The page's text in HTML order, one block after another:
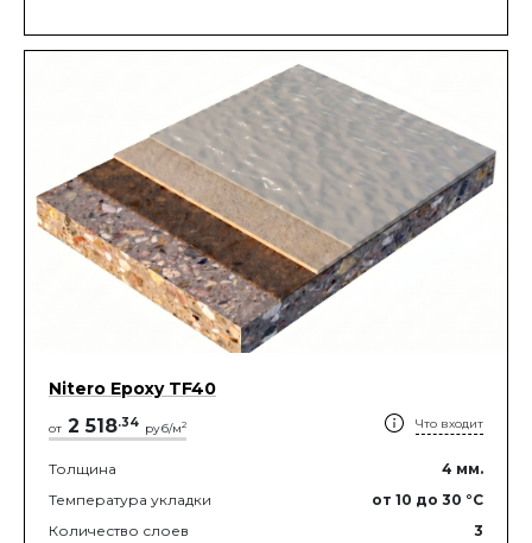
Nitero Epoxy TF40
от 2 518.34 руб/м2 Что входит
Толщина 4 мм.
Температура укладки
от 10 до 30 °C
Количество слоев
3